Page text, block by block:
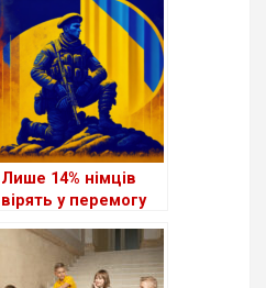
для біженців з
України
Лише 14% німців
вірять у перемогу